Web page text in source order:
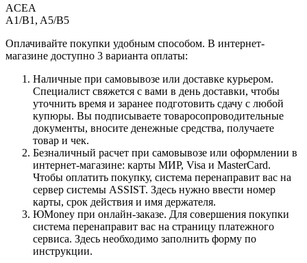
ACEA
A1/B1, A5/B5
Оплачивайте покупки удобным способом. В интернет-
магазине доступно 3 варианта оплаты:
Наличные при самовывозе или доставке курьером.
Специалист свяжется с вами в день доставки, чтобы
уточнить время и заранее подготовить сдачу с любой
купюры. Вы подписываете товаросопроводительные
документы, вносите денежные средства, получаете
товар и чек.
Безналичный расчет при самовывозе или оформлении в
интернет-магазине: карты МИР, Visa и MasterCard.
Чтобы оплатить покупку, система перенаправит вас на
сервер системы ASSIST. Здесь нужно ввести номер
карты, срок действия и имя держателя.
ЮMoney при онлайн-заказе. Для совершения покупки
система перенаправит вас на страницу платежного
сервиса. Здесь необходимо заполнить форму по
инструкции.